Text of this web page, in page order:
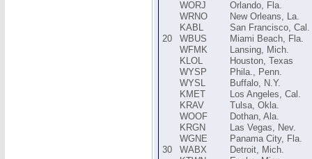
WORJ
Orlando, Fla.
WRNO
New Orleans, La.
KABL
San Francisco, Cal.
20
WBUS
Miami Beach, Fla.
WFMK
Lansing, Mich.
KLOL
Houston, Texas
WYSP
Phila., Penn.
WYSL
Buffalo, N.Y.
KMET
Los Angeles, Cal.
KRAV
Tulsa, Okla.
WOOF
Dothan, Ala.
KRGN
Las Vegas, Nev.
WGNE
Panama City, Fla.
30
WABX
Detroit, Mich.